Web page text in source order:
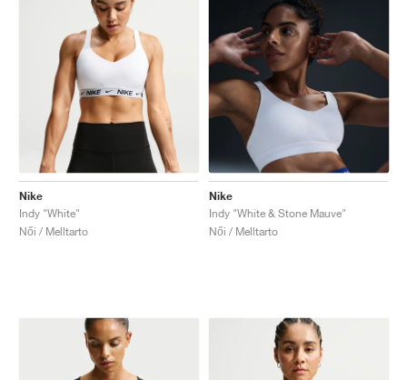
Nike
Indy "White"
Női / Melltarto
Nike
Indy "White & Stone Mauve"
Női / Melltarto